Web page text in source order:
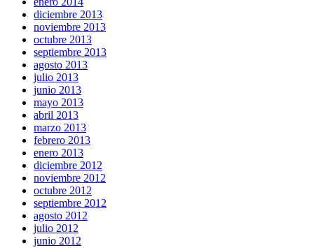
diciembre 2013
noviembre 2013
octubre 2013
septiembre 2013
agosto 2013
julio 2013
junio 2013
mayo 2013
abril 2013
marzo 2013
febrero 2013
enero 2013
diciembre 2012
noviembre 2012
octubre 2012
septiembre 2012
agosto 2012
julio 2012
junio 2012